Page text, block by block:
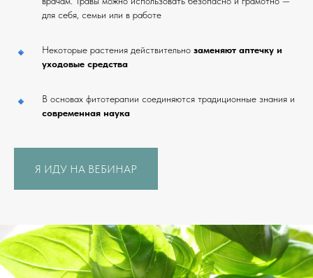
для себя, семьи или в работе
Некоторые растения действительно заменяют аптечку и
уходовые средства
В основах фитотерапии соединяются традиционные знания и
современная наука
Я ИДУ НА ВЕБИНАР